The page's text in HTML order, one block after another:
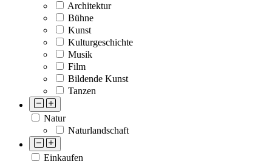
Architektur
Bühne
Kunst
Kulturgeschichte
Musik
Film
Bildende Kunst
Tanzen
Natur
Naturlandschaft
Einkaufen